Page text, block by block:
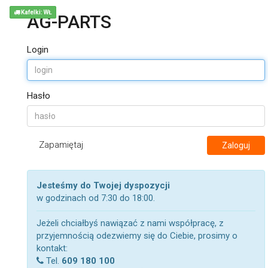
AG-PARTS
Login
Hasło
Zapamiętaj Zaloguj
Jesteśmy do Twojej dyspozycji
w godzinach od 7:30 do 18:00.
Jeżeli chciałbyś nawiązać z nami współpracę, z
przyjemnością odezwiemy się do Ciebie, prosimy o
kontakt:
Tel. 609 180 100
Kafelki: WŁ